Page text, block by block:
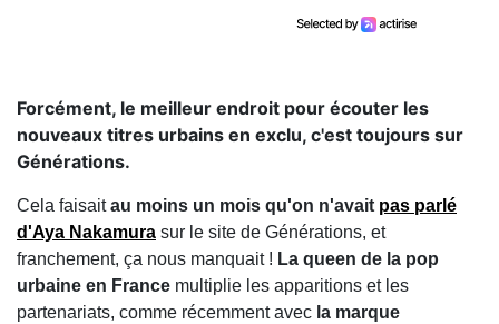
Forcément, le meilleur endroit pour écouter les
nouveaux titres urbains en exclu, c'est toujours sur
Générations.
Cela faisaitau moins un mois qu'on n'avait pas parlé
d'Aya Nakamura sur le site de Générations, et
franchement, ça nous manquait ! La queen de la pop
urbaine en France multiplie les apparitions et les
partenariats, comme récemment avec la marque